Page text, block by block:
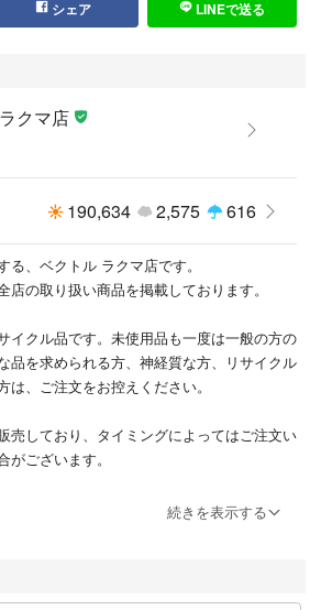
シェア LINEで送る
クマ店
190,634 2,575 616
、ベクトル ラクマ店です。
店の取り扱い商品を掲載しております。
イクル品です。未使用品も一度は一般の方の
品を求められる方、神経質な方、リサイクル
、ご注文をお控えください。
売しており、タイミングによってはご注文い
ございます。
記方法が様々です。必ず実寸サイズをご確認
続きを表示する